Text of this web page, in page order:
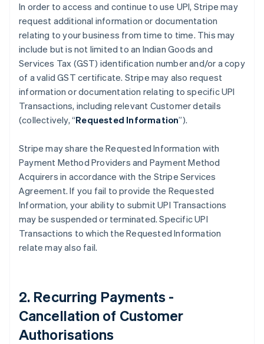
In order to access and continue to use UPI, Stripe may
request additional information or documentation
relating to your business from time to time. This may
include but is not limited to an Indian Goods and
Services Tax (GST) identification number and/or a copy
of a valid GST certificate. Stripe may also request
information or documentation relating to specific UPI
Transactions, including relevant Customer details
(collectively, “Requested Information”).
Stripe may share the Requested Information with
Payment Method Providers and Payment Method
Acquirers in accordance with the Stripe Services
Agreement. If you fail to provide the Requested
Information, your ability to submit UPI Transactions
may be suspended or terminated. Specific UPI
Transactions to which the Requested Information
relate may also fail.
2. Recurring Payments -
Cancellation of Customer
Authorisations
Austria
DeutschEnglish
Belgio
NederlandsFrançais Deutsch English
Brasile
Bulgaria
English
Canada
EnglishFrançais
Cipro
English
Croazia
EnglishItaliano
Danimarca
Emirati Arabi Uniti
English
Estonia
Francia
FrançaisEnglish
Germania
Deutsch English